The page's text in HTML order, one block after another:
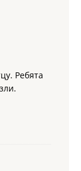
Ребята